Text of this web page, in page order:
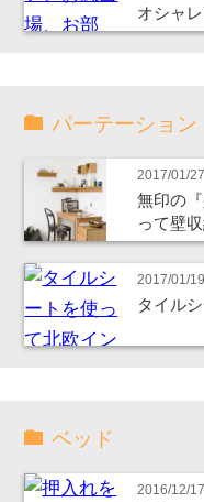
オシャ
パーテーション
2017/01/27
無印の
って壁
2017/01/19
タイル
ベッド
2016/12/17